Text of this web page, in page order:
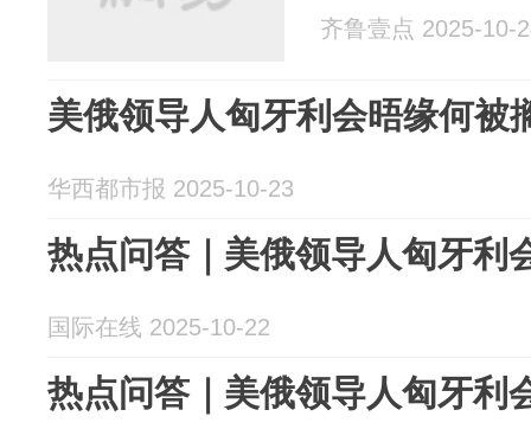
齐鲁壹点 2025-10-
美俄领导人匈牙利会晤缘何被
华西都市报 2025-10-23
热点问答｜美俄领导人匈牙利
国际在线 2025-10-22
热点问答｜美俄领导人匈牙利